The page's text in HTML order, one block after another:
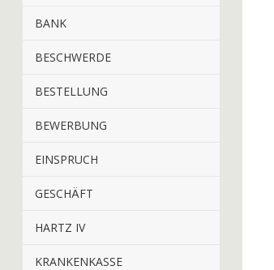
BANK
BESCHWERDE
BESTELLUNG
BEWERBUNG
EINSPRUCH
GESCHÄFT
HARTZ IV
KRANKENKASSE